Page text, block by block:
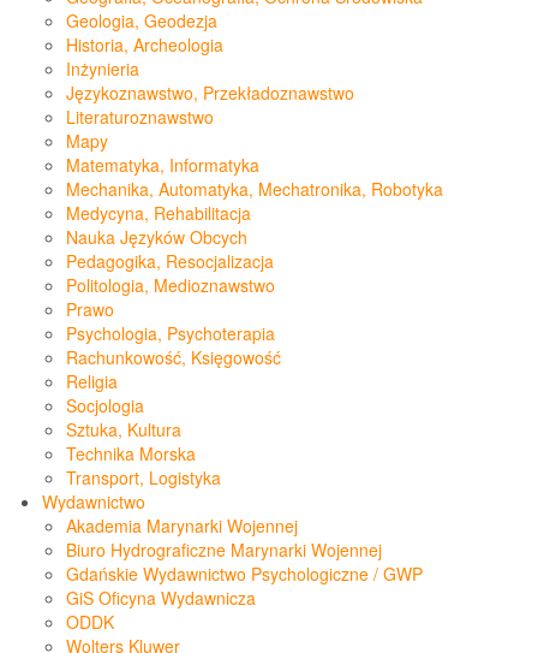
Geologia, Geodezja
Historia, Archeologia
Inżynieria
Językoznawstwo, Przekładoznawstwo
Literaturoznawstwo
Mapy
Matematyka, Informatyka
Mechanika, Automatyka, Mechatronika, Robotyka
Medycyna, Rehabilitacja
Nauka Języków Obcych
Pedagogika, Resocjalizacja
Politologia, Medioznawstwo
Prawo
Psychologia, Psychoterapia
Rachunkowość, Księgowość
Religia
Socjologia
Sztuka, Kultura
Technika Morska
Transport, Logistyka
Wydawnictwo
Akademia Marynarki Wojennej
Biuro Hydrograficzne Marynarki Wojennej
Gdańskie Wydawnictwo Psychologiczne / GWP
GiS Oficyna Wydawnicza
ODDK
Wolters Kluwer